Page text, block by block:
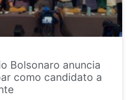
Bolsonaro anuncia
como candidato a